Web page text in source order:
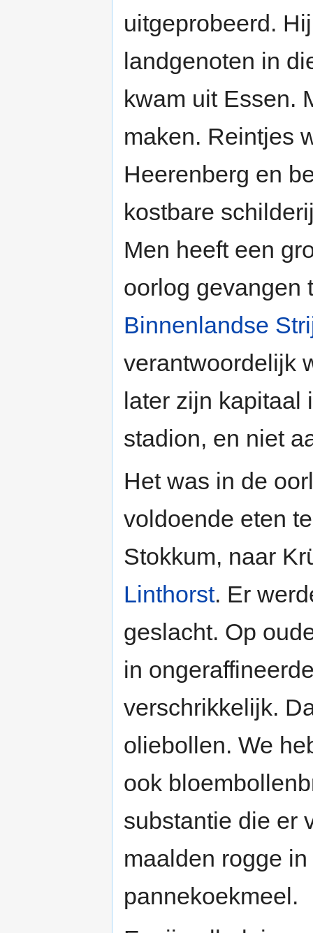
uitgeprobeerd.
landgenoten in
kwam uit Essen.
maken. Reintjes
Heerenberg en
kostbare
Men heeft een
oorlog gevangen
Binnenlandse
verantwoordelijk
later zijn kapitaal
stadion, en niet
Het was in de
voldoende eten
Stokkum, naar
Linthorst. Er
geslacht. Op
in
verschrikkelijk.
oliebollen. We
ook
substantie die er
maalden rogge
pannekoekmeel.